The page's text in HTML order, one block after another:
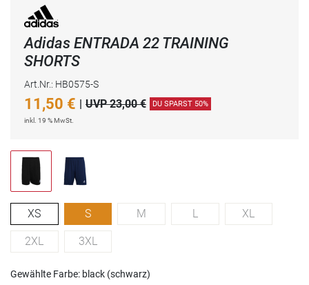
Adidas ENTRADA 22 TRAINING
SHORTS
Art.Nr.: HB0575-S
11,50 € | UVP 23,00 € DU SPARST 50%
inkl. 19 % MwSt.
XS S M L XL
2XL 3XL
Gewählte Farbe: black (schwarz)